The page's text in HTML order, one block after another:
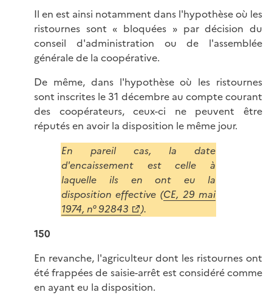
Il en est ainsi notamment dans l'hypothèse où les
ristournes sont « bloquées » par décision du
conseil d'administration ou de l'assemblée
générale de la coopérative.
De même, dans l'hypothèse où les ristournes
sont inscrites le 31 décembre au compte courant
des coopérateurs, ceux-ci ne peuvent être
réputés en avoir la disposition le même jour.
En pareil cas, la date
d'encaissement est celle à
laquelle ils en ont eu la
disposition effective (CE, 29 mai
1974, n° 92843
).
150
En revanche, l'agriculteur dont les ristournes ont
été frappées de saisie-arrêt est considéré comme
en ayant eu la disposition.